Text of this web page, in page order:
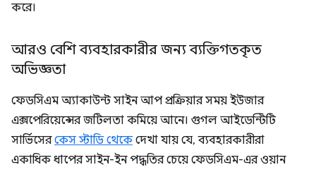
করে।
আরও বেশি ব্যবহারকারীর জন্য ব্যক্তিগতকৃত
অভিজ্ঞতা
ফেডসিএম অ্যাকাউন্ট সাইন আপ প্রক্রিয়ার সময় ইউজার
এক্সপেরিয়েন্সের জটিলতা কমিয়ে আনে। গুগল আইডেন্টিটি
সার্ভিসেরকেস স্টাডি থেকেদেখা যায় যে, ব্যবহারকারীরা
একাধিক ধাপের সাইন-ইন পদ্ধতির চেয়ে ফেডসিএম-এর ওয়ান